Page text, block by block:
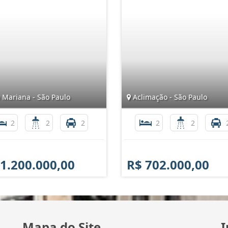
- São Paulo
2 2 2
Aclimação - São Paulo
2 2
R$ 702.000,00